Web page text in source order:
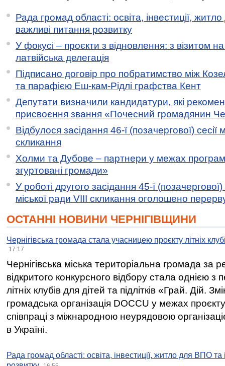
Рада громад області: освіта, інвестиції,
важливі питання розвитку
У фокусі – проєкти з відновлення: з візитом
латвійська делегація
Підписано договір про побратимство між
та парафією Еш-кам-Рідлі графства Кент
Депутати визначили кандидатури, які
присвоєння звання «Почесний громадянин
Відбулося засідання 46-ї (позачергової) сесії
скликання
Холми та Дубове – партнери у межах
згуртовані громади»
У роботі другого засідання 45-ї (позачергової)
міської ради VIII скликання оголошено
ОСТАННІ НОВИНИ ЧЕРНІГІВЩИНИ
Чернігівська громада стала учасницею проєкту літніх
17:17
Чернігівська міська територіальна громада за
відкритого конкурсного відбору стала однією
літніх клубів для дітей та підлітків «Грай. Дій.
громадська організація DOCCU у межах
співпраці з міжнародною неурядовою
в Україні.
Рада громад області: освіта, інвестиції, житло для ВПО